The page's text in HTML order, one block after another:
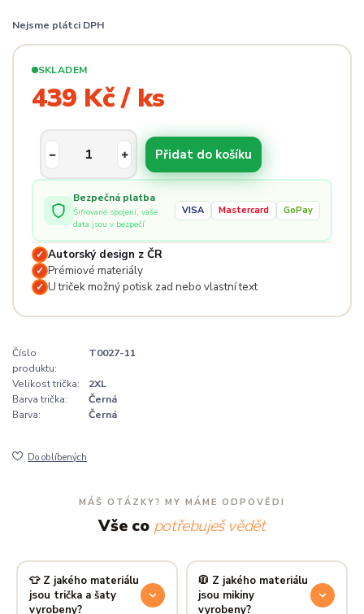
Nejsme plátci DPH
SKLADEM
439 Kč / ks
Přidat do košíku
Bezpečná platba
Šifrované spojení, vaše
data jsou v bezpečí
VISA Mastercard GoPay
✓ Autorský design z ČR
✓ Prémiové materiály
✓ U triček možný potisk zad nebo vlastní text
Číslo
produktu:
T0027-11
Velikost trička:
2XL
Barva trička:
Černá
Barva:
Černá
Do oblíbených
MÁŠ OTÁZKY? MY MÁME ODPOVĚDI
Vše co potřebuješ vědět
👕 Z jakého materiálu
jsou trička a šaty
vyrobeny?
🧥 Z jakého materiálu
jsou mikiny
vyrobeny?